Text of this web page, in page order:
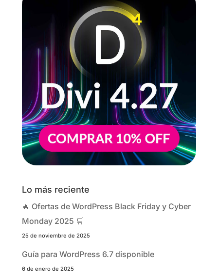
Lo más reciente
🔥 Ofertas de WordPress Black Friday y Cyber
Monday 2025 🛒
25 de noviembre de 2025
Guía para WordPress 6.7 disponible
6 de enero de 2025